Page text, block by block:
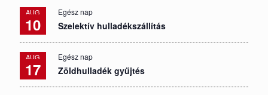
AUG
10
Egész nap
Szelektív hulladékszállítás
AUG
17
Egész nap
Zöldhulladék gyűjtés